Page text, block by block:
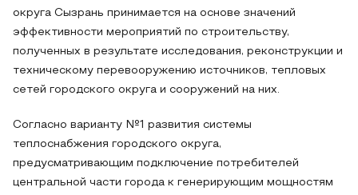
округа Сызрань принимается на основе значений
эффективности мероприятий по строительству,
полученных в результате исследования, реконструкции и
техническому перевооружению источников, тепловых
сетей городского округа и сооружений на них.
Согласно варианту №1 развития системы
теплоснабжения городского округа,
предусматривающим подключение потребителей
центральной части города к генерирующим мощностям